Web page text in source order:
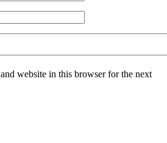
website in this browser for the next